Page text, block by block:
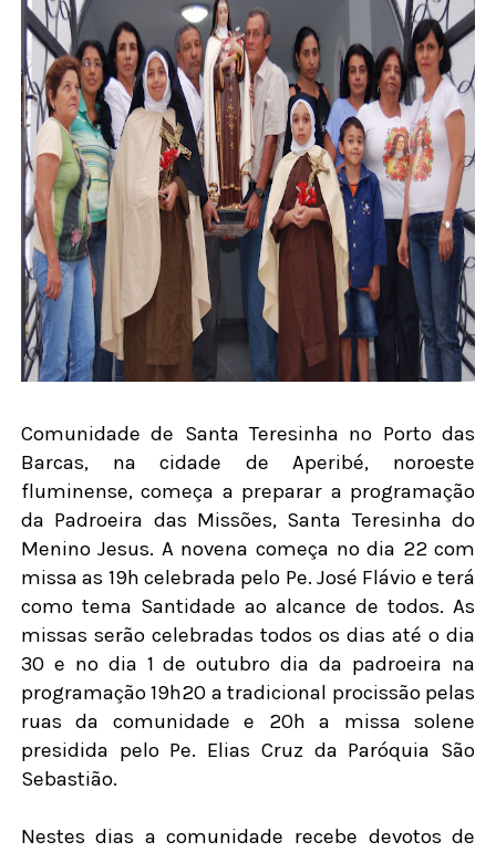
Comunidade de Santa Teresinha no Porto das
Barcas, na cidade de Aperibé, noroeste
fluminense, começa a preparar a programação
da Padroeira das Missões, Santa Teresinha do
Menino Jesus. A novena começa no dia 22 com
missa as 19h celebrada pelo Pe. José Flávio e terá
como tema Santidade ao alcance de todos. As
missas serão celebradas todos os dias até o dia
30 e no dia 1 de outubro dia da padroeira na
programação 19h20 a tradicional procissão pelas
ruas da comunidade e 20h a missa solene
presidida pelo Pe. Elias Cruz da Paróquia São
Sebastião.
Nestes dias a comunidade recebe devotos de